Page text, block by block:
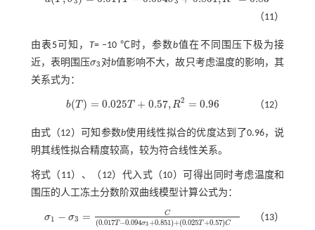
（11）
由表5可知，T= ‒10 ℃时，参数b值在不同围压下极为接
近，表明围压σ3
σ3 对b值影响不大，故只考虑温度的影响，其
关系式为：
b(T) = 0.025T + 0.57, R2 = 0.96
b(T)= 0.025T+0.57 ,R 2=0.96 （12）
由式（12） 可知参数b使用线性拟合的优度达到了0.96，说
明其线性拟合精度较高，较为符合线性关系。
将式（ 11）、（ 12）代入式（10）
可得出同时考虑温度和
围压的人工冻土分数阶双曲线模型计算公式为：
σ1 − σ3 = C
(0.017T−0.094σ3+0.851)+(0.025T +0.57)C
σ1- σ3 =C( 0.017T-0.094σ3+0.851)+(0.025T+0.57)C （13）